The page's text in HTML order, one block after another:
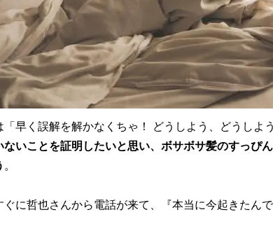
「早く誤解を解かなくちゃ！ どうしよう、どうしよ
ないことを証明したいと思い、ボサボサ髪のすっぴ
。
ぐに哲也さんから電話が来て、『本当に今起きたん